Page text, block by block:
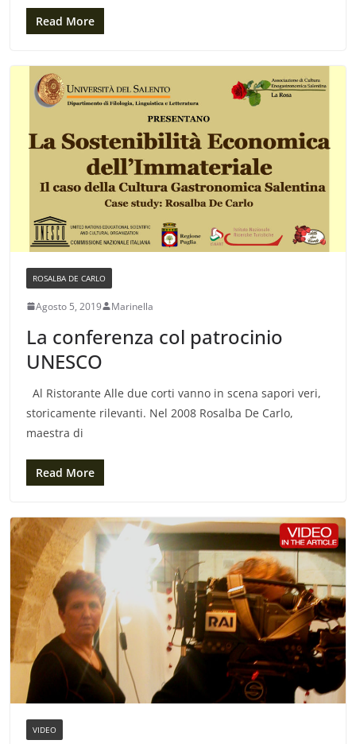
Read More
ROSALBA DE CARLO
Agosto 5, 2019 Marinella
La conferenza col patrocinio
UNESCO
Al Ristorante Alle due corti vanno in scena sapori veri,
storicamente rilevanti. Nel 2008 Rosalba De Carlo,
maestra di
Read More
VIDEO